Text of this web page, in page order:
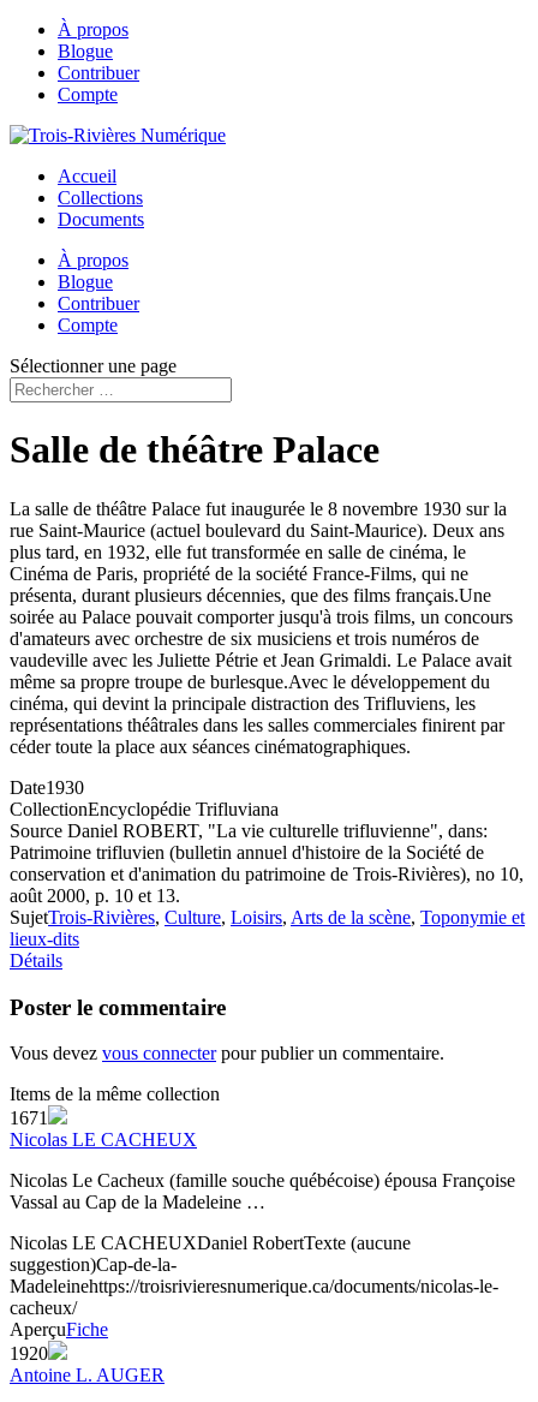
À propos
Blogue
Contribuer
Compte
Accueil
Collections
Documents
À propos
Blogue
Contribuer
Compte
Sélectionner une page
Salle de théâtre Palace
La salle de théâtre Palace fut inaugurée le 8 novembre 1930 sur la
rue Saint-Maurice (actuel boulevard du Saint-Maurice). Deux ans
plus tard, en 1932, elle fut transformée en salle de cinéma, le
Cinéma de Paris, propriété de la société France-Films, qui ne
présenta, durant plusieurs décennies, que des films français.Une
soirée au Palace pouvait comporter jusqu'à trois films, un concours
d'amateurs avec orchestre de six musiciens et trois numéros de
vaudeville avec les Juliette Pétrie et Jean Grimaldi. Le Palace avait
même sa propre troupe de burlesque.Avec le développement du
cinéma, qui devint la principale distraction des Trifluviens, les
représentations théâtrales dans les salles commerciales finirent par
céder toute la place aux séances cinématographiques.
Date1930
CollectionEncyclopédie Trifluviana
Source Daniel ROBERT, "La vie culturelle trifluvienne", dans:
Patrimoine trifluvien (bulletin annuel d'histoire de la Société de
conservation et d'animation du patrimoine de Trois-Rivières), no 10,
août 2000, p. 10 et 13.
SujetTrois-Rivières, Culture, Loisirs, Arts de la scène, Toponymie et
lieux-dits
Détails
Poster le commentaire
Vous devez vous connecterpour publier un commentaire.
Items de la même collection
1671
Nicolas LE CACHEUX
Nicolas Le Cacheux (famille souche québécoise) épousa Françoise
Vassal au Cap de la Madeleine …
Nicolas LE CACHEUXDaniel RobertTexte (aucune
suggestion)Cap-de-la-
Madeleinehttps://troisrivieresnumerique.ca/documents/nicolas-le-
cacheux/
AperçuFiche
1920
Antoine L. AUGER